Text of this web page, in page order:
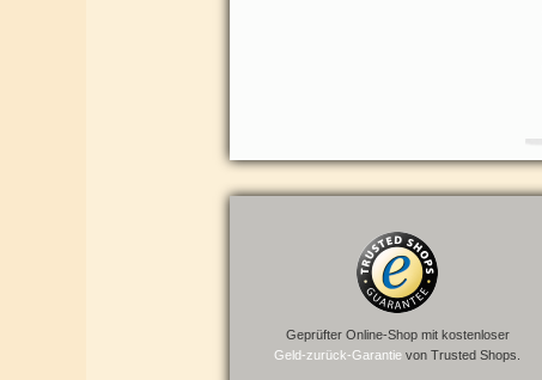
Geprüfter Online-Shop mit kostenloser
Geld-zurück-Garantie von Trusted Shops.